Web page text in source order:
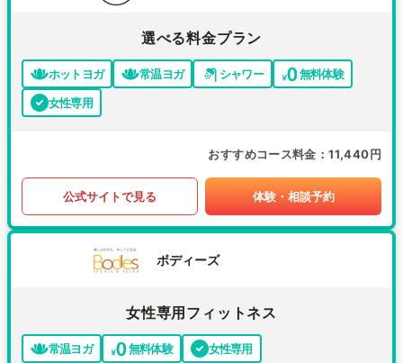
選べる料金プラン
ホットヨガ 常温ヨガ シャワー
無料体験
女性専用
おすすめコース料金 11,440円
公式サイトで見る 体験・相談予約
ボディーズ
女性専用フィットネス
常温ヨガ 無料体験 女性専用